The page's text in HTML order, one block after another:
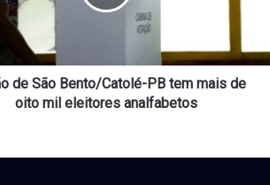
de São Bento/Catolé-PB tem mais de
oito mil eleitores analfabetos